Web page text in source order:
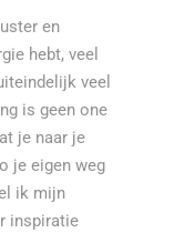
en
hebt, veel
veel
is geen one
je naar je
je eigen weg
ik mijn
inspiratie